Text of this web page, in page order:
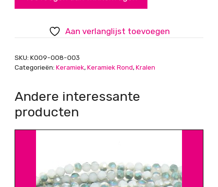
groen
aantal
Aan verlanglijst toevoegen
SKU: K009-008-003
Categorieën: Keramiek,Keramiek Rond,Kralen
Andere interessante
producten